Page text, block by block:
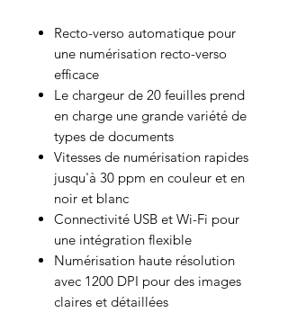
Recto-verso automatique pour
une numérisation recto-verso
efficace
Le chargeur de 20 feuilles prend
en charge une grande variété de
types de documents
Vitesses de numérisation rapides
jusqu'à 30 ppm en couleur et en
noir et blanc
Connectivité USB et Wi-Fi pour
une intégration flexible
Numérisation haute résolution
avec 1200 DPI pour des images
claires et détaillées